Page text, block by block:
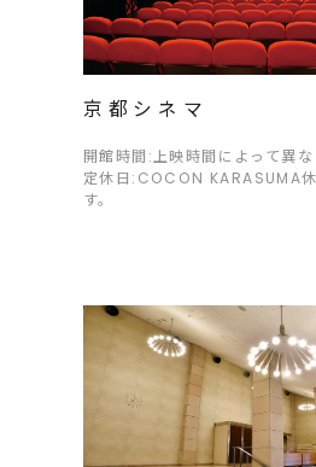
京都シネマ
開館時間:上映時間によって異な
定休日:COCON KARASUMA
す。